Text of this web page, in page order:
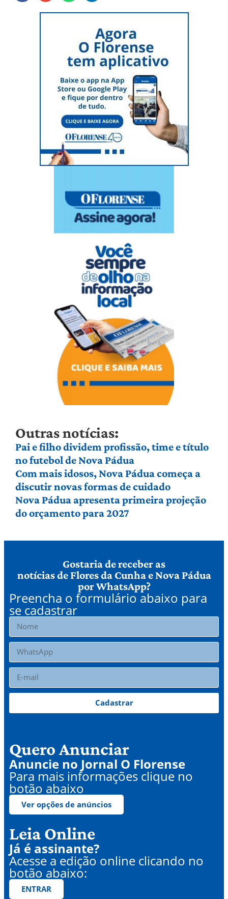
Outras notícias:
Pai e filho dividem profissão, time e título
no futebol de Nova Pádua
Com mais idosos, Nova Pádua começa a
discutir novas formas de cuidado
Nova Pádua apresenta primeira projeção
do orçamento para 2027
Gostaria de receber as
notícias de Flores da Cunha e Nova Pádua
por WhatsApp?
Preencha o formulário abaixo para
se cadastrar
Cadastrar
Quero Anunciar
Anuncie no Jornal O Florense
Para mais informações clique no
botão abaixo
Ver opções de anúncios
Leia Online
Já é assinante?
Acesse a edição online clicando no
botão abaixo:
ENTRAR